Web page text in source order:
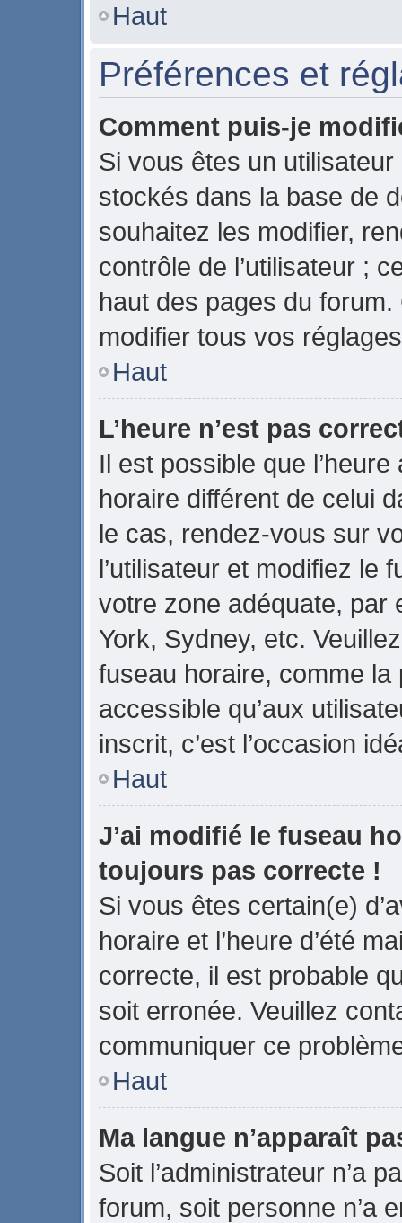
Haut
Préférences et
Comment puis-je
Si vous êtes un
stockés dans la base de
souhaitez les modifier,
contrôle de l’utilisateur ;
haut des pages du
modifier tous vos
Haut
L’heure n’est pas
Il est possible que
horaire différent de celui
le cas, rendez-vous sur
l’utilisateur et modifiez le
votre zone adéquate, par
York, Sydney, etc.
fuseau horaire, comme la
accessible qu’aux
inscrit, c’est l’occasion
Haut
J’ai modifié le fuseau
toujours pas correcte !
Si vous êtes certain(e)
horaire et l’heure d’été
correcte, il est probable
soit erronée. Veuillez
communiquer ce
Haut
Ma langue n’apparaît
Soit l’administrateur n’a
forum, soit personne n’a